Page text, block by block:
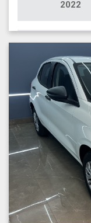
2022